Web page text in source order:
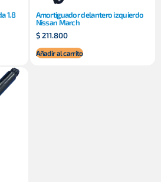
1.8
Amortiguador delantero izquierdo
Nissan March
$211.800
Añadir al carrito